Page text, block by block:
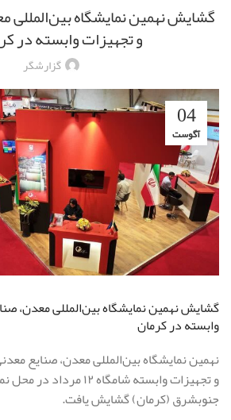
گشایش نهمین نمایشگاه بین‌المللی
و تجهیزات وابسته در
گزارشگر
04
آگوست
گشایش نهمین نمایشگاه بین‌المللی معدن،
وابسته در کرمان
نهمین نمایشگاه بین‌المللی معدن، صنایع
و تجهیزات وابسته شامگاه
جنوبشرق (کرمان) گشایش یافت.